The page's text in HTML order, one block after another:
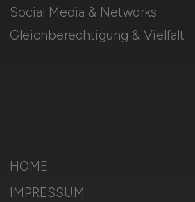
Social Media & Networks
Gleichberechtigung & Vielfalt
HOME
IMPRESSUM